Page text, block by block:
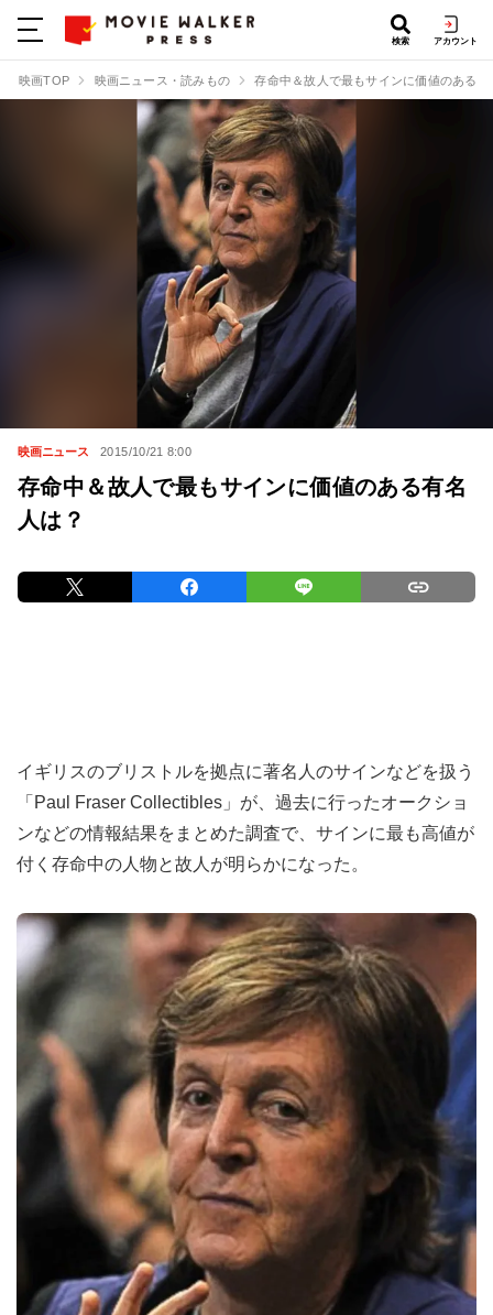
検索 アカウント
映画TOP 映画ニュース・読みもの 存命中＆故人で最もサインに価値のある有
映画ニュース 2015/10/21 8:00
存命中＆故人で最もサインに価値のある有名
人は？
イギリスのブリストルを拠点に著名人のサインなどを扱う
「Paul Fraser Collectibles」が、過去に行ったオークショ
ンなどの情報結果をまとめた調査で、サインに最も高値が
付く存命中の人物と故人が明らかになった。